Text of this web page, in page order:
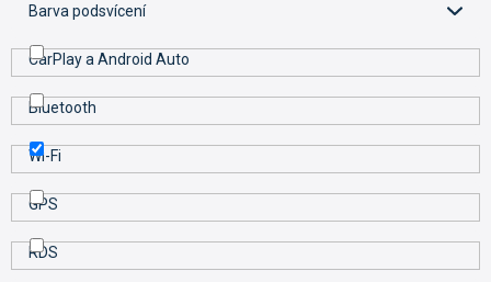
Barva podsvícení
CarPlay a Android Auto
Bluetooth
Wi-Fi
GPS
RDS